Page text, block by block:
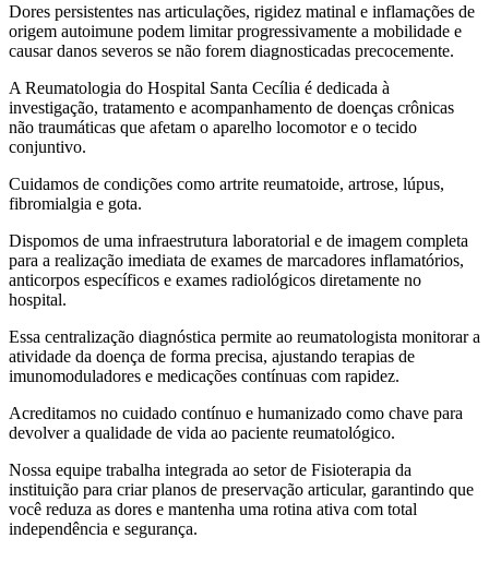
Dores persistentes nas articulações, rigidez matinal e inflamações de
origem autoimune podem limitar progressivamente a mobilidade e
causar danos severos se não forem diagnosticadas precocemente.
A Reumatologia do Hospital Santa Cecília é dedicada à
investigação, tratamento e acompanhamento de doenças crônicas
não traumáticas que afetam o aparelho locomotor e o tecido
conjuntivo.
Cuidamos de condições como artrite reumatoide, artrose, lúpus,
fibromialgia e gota.
Dispomos de uma infraestrutura laboratorial e de imagem completa
para a realização imediata de exames de marcadores inflamatórios,
anticorpos específicos e exames radiológicos diretamente no
hospital.
Essa centralização diagnóstica permite ao reumatologista monitorar a
atividade da doença de forma precisa, ajustando terapias de
imunomoduladores e medicações contínuas com rapidez.
Acreditamos no cuidado contínuo e humanizado como chave para
devolver a qualidade de vida ao paciente reumatológico.
Nossa equipe trabalha integrada ao setor de Fisioterapia da
instituição para criar planos de preservação articular, garantindo que
você reduza as dores e mantenha uma rotina ativa com total
independência e segurança.